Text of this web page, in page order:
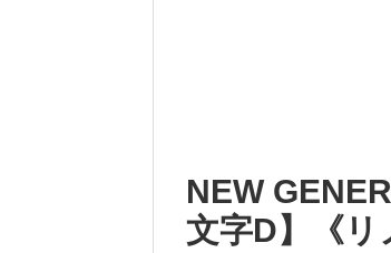
NEW
文字D】《リ